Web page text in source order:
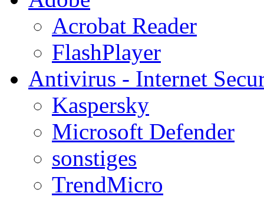
Acrobat Reader
FlashPlayer
Antivirus - Internet
Kaspersky
Microsoft Defender
sonstiges
TrendMicro